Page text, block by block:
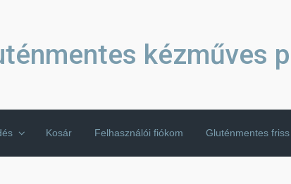
kézműves
Kosár Felhasználói fiókom Gluténmentes